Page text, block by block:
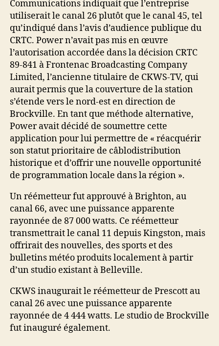
Communications indiquait que l’entreprise
utiliserait le canal 26 plutôt que le canal 45, tel
qu’indiqué dans l’avis d’audience publique du
CRTC. Power n’avait pas mis en œuvre
l’autorisation accordée dans la décision CRTC
89-841 à Frontenac Broadcasting Company
Limited, l’ancienne titulaire de CKWS-TV, qui
aurait permis que la couverture de la station
s’étende vers le nord-est en direction de
Brockville. En tant que méthode alternative,
Power avait décidé de soumettre cette
application pour lui permettre de « réacquérir
son statut prioritaire de câblodistribution
historique et d’offrir une nouvelle opportunité
de programmation locale dans la région ».
Un réémetteur fut approuvé à Brighton, au
canal 66, avec une puissance apparente
rayonnée de 87 000 watts. Ce réémetteur
transmettrait le canal 11 depuis Kingston, mais
offrirait des nouvelles, des sports et des
bulletins météo produits localement à partir
d’un studio existant à Belleville.
CKWS inaugurait le réémetteur de Prescott au
canal 26 avec une puissance apparente
rayonnée de 4 444 watts. Le studio de Brockville
fut inauguré également.